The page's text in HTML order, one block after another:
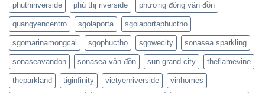
phuthiriverside phú thị riverside phương đông vân đồn
quangyencentro sgolaporta sgolaportaphuctho
sgomarinamongcai sgophuctho sgowecity sonasea sparkling
sonaseavandon sonasea vân đồn sun grand city theflamevine
theparkland tiginfinity vietyenriverside vinhomes